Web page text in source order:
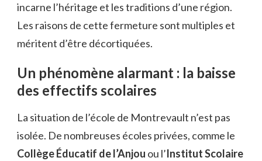
incarne l’héritage et les traditions d’une région.
Les raisons de cette fermeture sont multiples et
méritent d’être décortiquées.
Un phénomène alarmant : la baisse
des effectifs scolaires
La situation de l’école de Montrevault n’est pas
isolée. De nombreuses écoles privées, comme le
Collège Éducatif de l’Anjou ou l’Institut Scolaire